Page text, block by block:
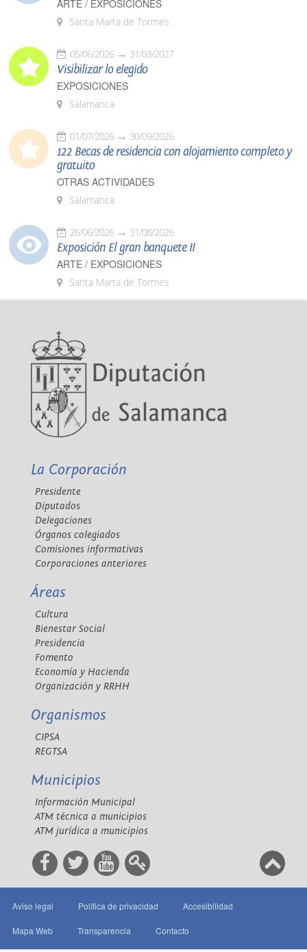
ARTE / EXPOSICIONES
Santa Marta de Tormes
05/06/2026 31/03/2027
Visibilizar lo elegido
EXPOSICIONES
Salamanca
01/07/2026 30/09/2026
122 Becas de residencia con alojamiento completo y
gratuito
OTRAS ACTIVIDADES
Salamanca
26/06/2026 31/08/2026
Exposición El gran banquete II
ARTE / EXPOSICIONES
Santa Marta de Tormes
La Corporación
Presidente
Diputados
Delegaciones
Órganos colegiados
Comisiones informativas
Corporaciones anteriores
Áreas
Cultura
Bienestar Social
Presidencia
Fomento
Economía y Hacienda
Organización y RRHH
Organismos
CIPSA
REGTSA
Municipios
Información Municipal
ATM técnica a municipios
ATM jurídica a municipios
Aviso legal Política de privacidad Accesibilidad
Mapa Web Transparencia Contacto